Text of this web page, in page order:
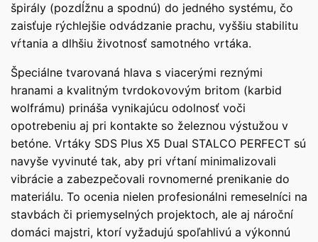
špirály (pozdĺžnu a spodnú) do jedného systému, čo
zaisťuje rýchlejšie odvádzanie prachu, vyššiu stabilitu
vŕtania a dlhšiu životnosť samotného vrtáka.
Špeciálne tvarovaná hlava s viacerými reznými
hranami a kvalitným tvrdokovovým britom (karbid
wolfrámu) prináša vynikajúcu odolnosť voči
opotrebeniu aj pri kontakte so železnou výstužou v
betóne. Vrtáky SDS Plus X5 Dual STALCO PERFECT sú
navyše vyvinuté tak, aby pri vŕtaní minimalizovali
vibrácie a zabezpečovali rovnomerné prenikanie do
materiálu. To ocenia nielen profesionálni remeselníci na
stavbách či priemyselných projektoch, ale aj nároční
domáci majstri, ktorí vyžadujú spoľahlivú a výkonnú